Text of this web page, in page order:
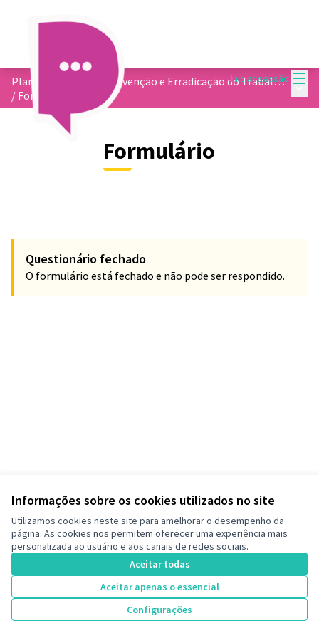
Informações sobre os cookies utilizados no site
Utilizamos cookies neste site para amelhorar o desempenho da
página. As cookies nos permitem oferecer uma experiência mais
personalizada ao usuário e aos canais de redes sociais.
Aceitar todas
Aceitar apenas o essencial
Configurações
Iniciar sessão
Plano Municipal de Prevenção e Erradicação do Trabalho Infantil e Proteção ao Adolescente Trabalhador
/ Formulário
Formulário
Questionário fechado
O formulário está fechado e não pode ser respondido.
Termos de serviço
Configurações de cookies
Decide Contagem no Instagram
(Link externo)
Site criado comsoftware livre .
Licença
(Link